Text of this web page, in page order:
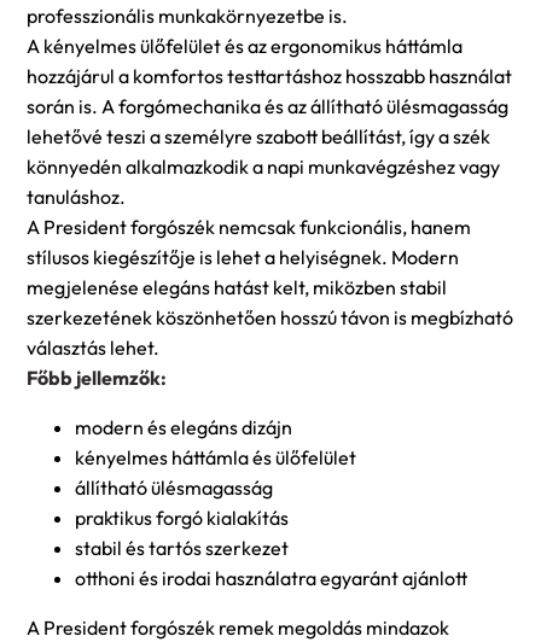
professzionális munkakörnyezetbe is.
A kényelmes ülőfelület és az ergonomikus háttámla
hozzájárul a komfortos testtartáshoz hosszabb használat
során is. A forgómechanika és az állítható ülésmagasság
lehetővé teszi a személyre szabott beállítást, így a szék
könnyedén alkalmazkodik a napi munkavégzéshez vagy
tanuláshoz.
A President forgószék nemcsak funkcionális, hanem
stílusos kiegészítője is lehet a helyiségnek. Modern
megjelenése elegáns hatást kelt, miközben stabil
szerkezetének köszönhetően hosszú távon is megbízható
választás lehet.
Főbb jellemzők:
modern és elegáns dizájn
kényelmes háttámla és ülőfelület
állítható ülésmagasság
praktikus forgó kialakítás
stabil és tartós szerkezet
otthoni és irodai használatra egyaránt ajánlott
A President forgószék remek megoldás mindazok